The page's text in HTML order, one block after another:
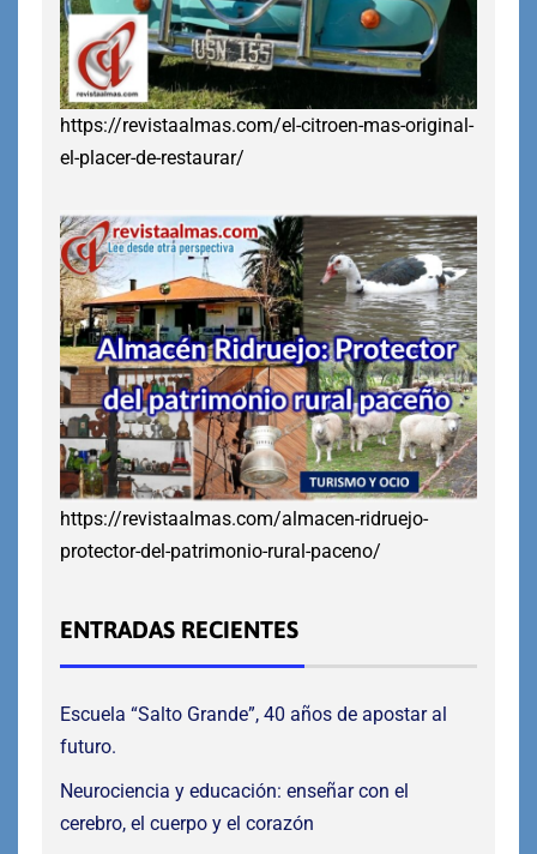
https://revistaalmas.com/el-citroen-mas-original-
el-placer-de-restaurar/
https://revistaalmas.com/almacen-ridruejo-
protector-del-patrimonio-rural-paceno/
ENTRADAS RECIENTES
Escuela “Salto Grande”, 40 años de apostar al
futuro.
Neurociencia y educación: enseñar con el
cerebro, el cuerpo y el corazón